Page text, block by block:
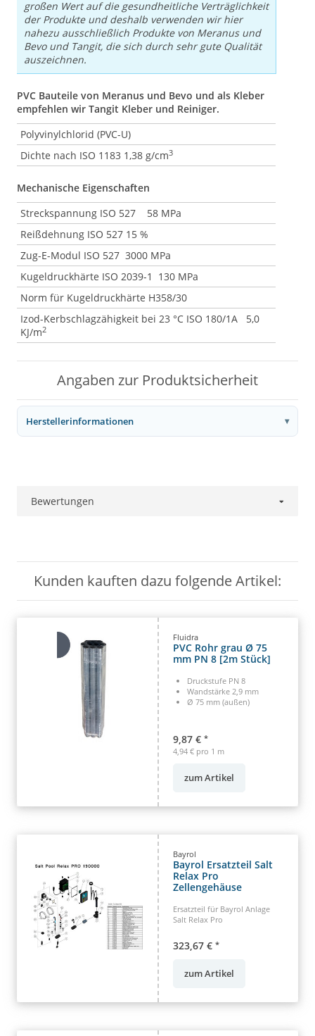
großen Wert auf die gesundheitliche Verträglichkeit
der Produkte und deshalb verwenden wir hier
nahezu ausschließlich Produkte von Meranus und
Bevo und Tangit, die sich durch sehr gute Qualität
auszeichnen.
PVC Bauteile von Meranus und Bevo und als Kleber
empfehlen wir Tangit Kleber und Reiniger.
Polyvinylchlorid (PVC-U)
Dichte nach ISO 1183 1,38 g/cm3
Mechanische Eigenschaften
Streckspannung ISO 527 58 MPa
Reißdehnung ISO 527 15 %
Zug-E-Modul ISO 527 3000 MPa
Kugeldruckhärte ISO 2039-1 130 MPa
Norm für Kugeldruckhärte H358/30
Izod-Kerbschlagzähigkeit bei 23 °C ISO 180/1A 5,0
KJ/m2
Angaben zur Produktsicherheit
Herstellerinformationen
Bewertungen
Kunden kauften dazu folgende Artikel:
Fluidra
PVC Rohr grau Ø 75
mm PN 8 [2m Stück]
Druckstufe PN 8
Wandstärke 2,9 mm
Ø 75 mm (außen)
9,87 € *
4,94 € pro 1 m
zum Artikel
Bayrol
Bayrol Ersatzteil Salt
Relax Pro
Zellengehäuse
Ersatzteil für Bayrol Anlage
Salt Relax Pro
323,67 € *
zum Artikel